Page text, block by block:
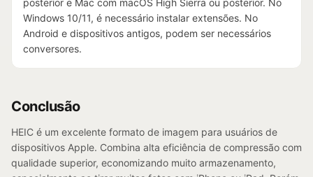
posterior e Mac com macOS High Sierra ou posterior. No
Windows 10/11, é necessário instalar extensões. No
Android e dispositivos antigos, podem ser necessários
conversores.
Conclusão
HEIC é um excelente formato de imagem para usuários de
dispositivos Apple. Combina alta eficiência de compressão com
qualidade superior, economizando muito armazenamento,